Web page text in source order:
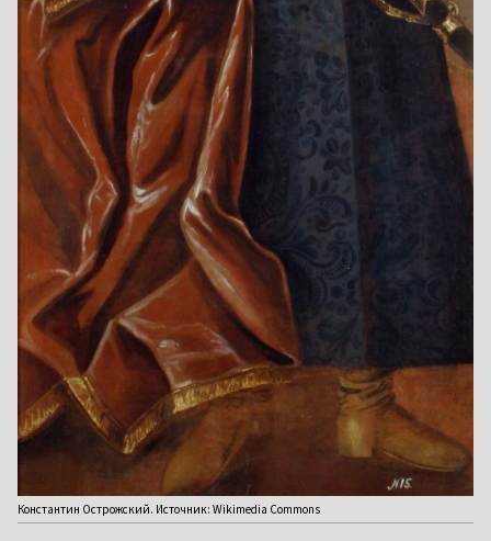
Константин Острожский. Источник: Wikimedia Commons